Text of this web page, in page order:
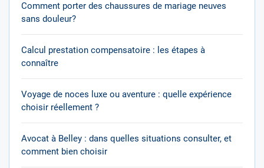
Comment porter des chaussures de mariage neuves
sans douleur?
Calcul prestation compensatoire : les étapes à
connaître
Voyage de noces luxe ou aventure : quelle expérience
choisir réellement ?
Avocat à Belley : dans quelles situations consulter, et
comment bien choisir